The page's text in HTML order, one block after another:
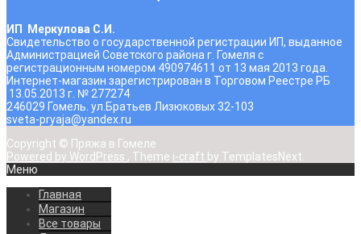
ИП Меркулова С.И.
Свидетельство о государственной регистрации ИП, выданное
Администрацией Советского района г. Гомеля с
регистрационным номером 490974611 от 13 мая 2013 года.
Интернет-магазин зарегистрирован в Торговом Реестре РБ
13.05.2013 г. № 277274
246029 Гомель. ул.Братьев Лизюковых 32-103
sveta-pryaja@yandex.ru
Copyright © Пряжа в Гомеле
Powered by WordPress , Theme i-craft by TemplatesNext.
Меню
Главная
Магазин
Все товары